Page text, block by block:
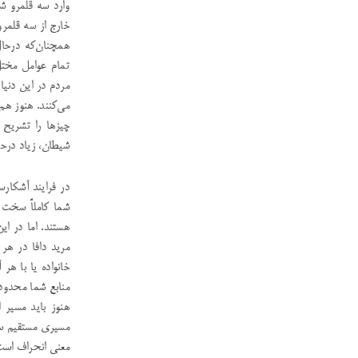
وارد سه قلمرو
خارج از سه
همچنان‌که
تمام عوامل
مردم در این
می‌کنند. هنوز
چیزها را
شیطان، زیاد
در فرایند
شما کاملاً سخت
هستند. اما در
مرید دافا در
خانواده یا با
منابع شما
هنوز باید
مسیری مستقیم
معنی انحراف